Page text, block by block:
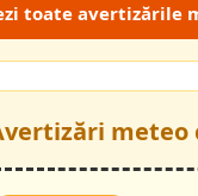
toate avertizările
meteo